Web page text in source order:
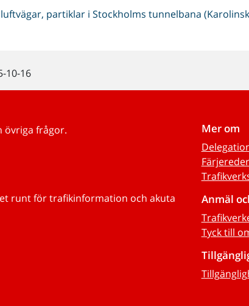
partiklar i Stockholms tunnelbana
10-16
övriga frågor.
runt för trafikinformation och akuta
Mer om
Anmäl
Tyck till